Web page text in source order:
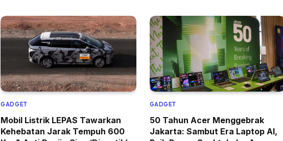
GADGET
Mobil Listrik LEPAS Tawarkan
Kehebatan Jarak Tempuh 600
GADGET
50 Tahun Acer Menggebrak
Jakarta: Sambut Era Laptop AI,